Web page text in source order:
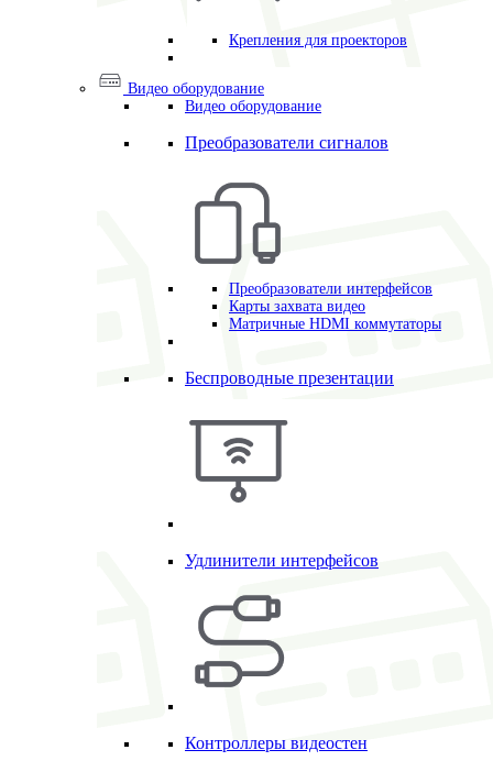
Крепления для проекторов
Видео оборудование
Видео оборудование
Преобразователи сигналов
Преобразователи интерфейсов
Карты захвата видео
Матричные HDMI коммутаторы
Беспроводные презентации
Удлинители интерфейсов
Контроллеры видеостен